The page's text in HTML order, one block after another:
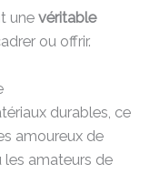
unevéritable
ou offrir.
durables, ce
amoureux de
les amateurs de